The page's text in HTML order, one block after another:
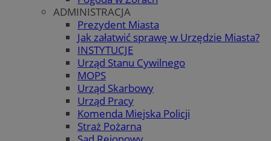
ADMINISTRACJA
Prezydent Miasta
Jak załatwić sprawę w Urzędzie Miasta?
INSTYTUCJE
Urząd Stanu Cywilnego
MOPS
Urząd Skarbowy
Urząd Pracy
Komenda Miejska Policji
Straż Pożarna